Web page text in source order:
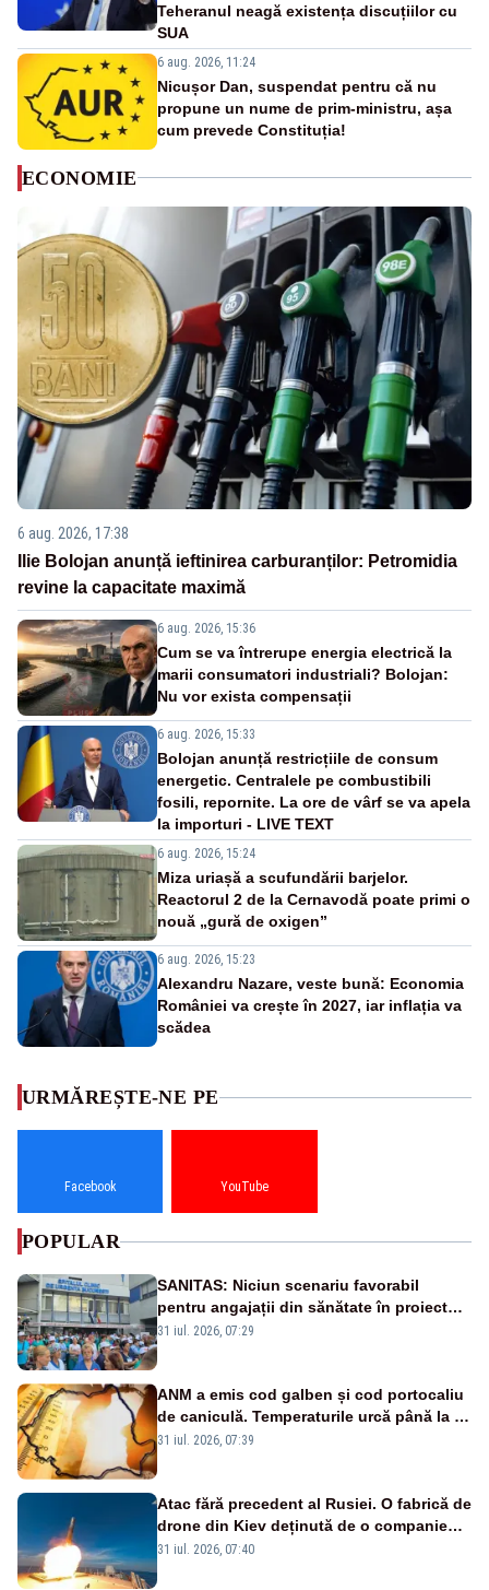
Teheranul neagă existența discuțiilor cu
SUA
6 aug. 2026, 11:24
Nicușor Dan, suspendat pentru că nu
propune un nume de prim-ministru, așa
cum prevede Constituția!
ECONOMIE
6 aug. 2026, 17:38
Ilie Bolojan anunță ieftinirea carburanților: Petromidia
revine la capacitate maximă
6 aug. 2026, 15:36
Cum se va întrerupe energia electrică la
marii consumatori industriali? Bolojan:
Nu vor exista compensații
6 aug. 2026, 15:33
Bolojan anunță restricțiile de consum
energetic. Centralele pe combustibili
fosili, repornite. La ore de vârf se va apela
la importuri - LIVE TEXT
6 aug. 2026, 15:24
Miza uriașă a scufundării barjelor.
Reactorul 2 de la Cernavodă poate primi o
nouă „gură de oxigen”
6 aug. 2026, 15:23
Alexandru Nazare, veste bună: Economia
României va crește în 2027, iar inflația va
scădea
URMĂREȘTE-NE PE
Facebook YouTube
POPULAR
SANITAS: Niciun scenariu favorabil
pentru angajații din sănătate în proiectul
Legii salarizării
31 iul. 2026, 07:29
ANM a emis cod galben și cod portocaliu
de caniculă. Temperaturile urcă până la 38
de grade, iar nopțile devin tropicale
31 iul. 2026, 07:39
Atac fără precedent al Rusiei. O fabrică de
drone din Kiev deținută de o companie
americană, distrusă de o rachetă
31 iul. 2026, 07:40